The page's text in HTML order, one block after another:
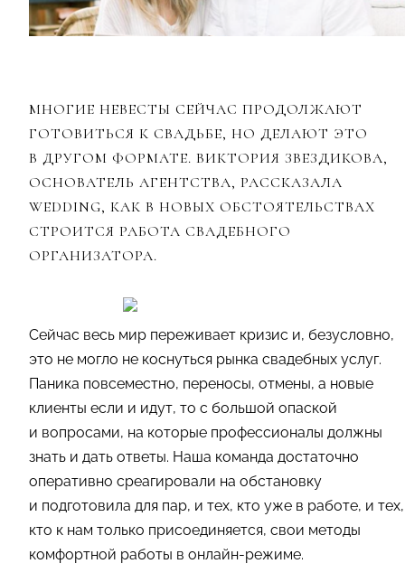
МНОГИЕ НЕВЕСТЫ СЕЙЧАС ПРОДОЛЖАЮТ
ГОТОВИТЬСЯ К СВАДЬБЕ, НО ДЕЛАЮТ ЭТО
В ДРУГОМ ФОРМАТЕ. ВИКТОРИЯ ЗВЕЗДИКОВА,
ОСНОВАТЕЛЬ АГЕНТСТВА, РАССКАЗАЛА
WEDDING, КАК В НОВЫХ ОБСТОЯТЕЛЬСТВАХ
СТРОИТСЯ РАБОТА СВАДЕБНОГО
ОРГАНИЗАТОРА.
Сейчас весь мир переживает кризис и, безусловно,
это не могло не коснуться рынка свадебных услуг.
Паника повсеместно, переносы, отмены, а новые
клиенты если и идут, то с большой опаской
и вопросами, на которые профессионалы должны
знать и дать ответы. Наша команда достаточно
оперативно среагировали на обстановку
и подготовила для пар, и тех, кто уже в работе, и тех,
кто к нам только присоединяется, свои методы
комфортной работы в онлайн-режиме.